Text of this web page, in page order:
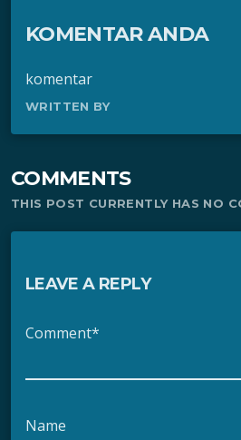
KOMENTAR ANDA
komentar
WRITTEN BY
COMMENTS
THIS POST CURRENTLY HAS NO
LEAVE A REPLY
Comment*
Name